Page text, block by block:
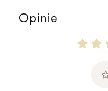
Opinie